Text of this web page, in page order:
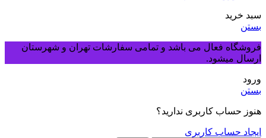
سبد خرید
بستن
فروشگاه فعال می باشد و تمامی سفارشات تهران و شهرستان
ارسال میشود.
ورود
بستن
هنوز حساب کاربری ندارید؟
ایجاد حساب کاربری